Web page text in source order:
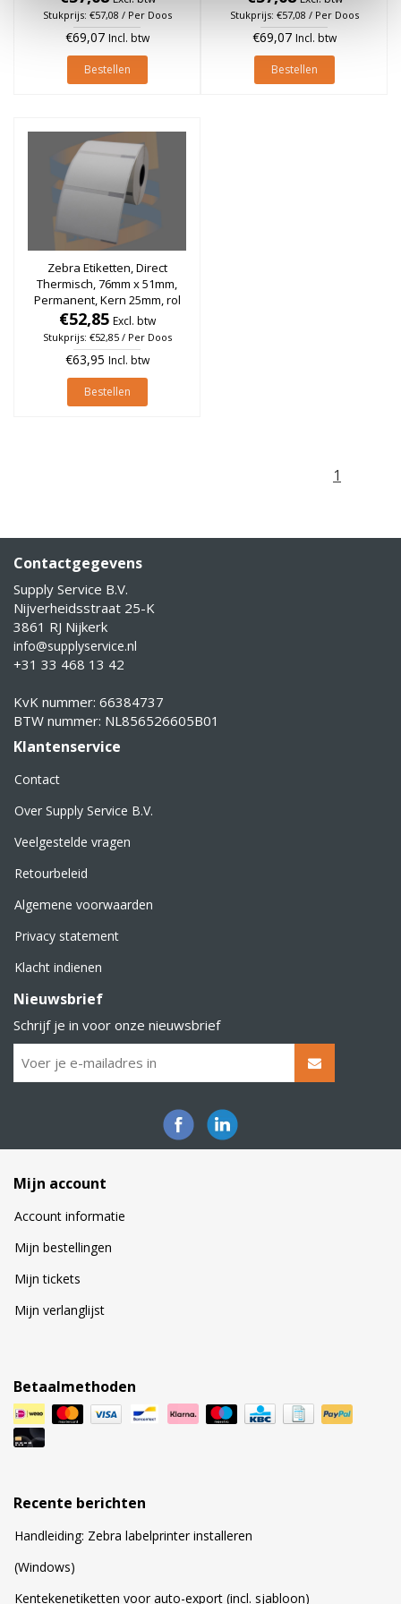
doos)
Stukprijs: €57,08 / Per Doos
€69,07 Incl. btw
Bestellen
doos)
Stukprijs: €57,08 / Per Doos
€69,07 Incl. btw
Bestellen
Zebra Etiketten, Direct
Thermisch, 76mm x 51mm,
Permanent, Kern 25mm, rol
à 620 stuks (Per doos)
€52,85 Excl. btw
Stukprijs: €52,85 / Per Doos
€63,95 Incl. btw
Bestellen
1
Contactgegevens
Supply Service B.V.
Nijverheidsstraat 25-K
3861 RJ Nijkerk
info@supplyservice.nl
+31 33 468 13 42
KvK nummer: 66384737
BTW nummer: NL856526605B01
Klantenservice
Contact
Over Supply Service B.V.
Veelgestelde vragen
Retourbeleid
Algemene voorwaarden
Privacy statement
Klacht indienen
Nieuwsbrief
Schrijf je in voor onze nieuwsbrief
Mijn account
Account informatie
Mijn bestellingen
Mijn tickets
Mijn verlanglijst
Betaalmethoden
Recente berichten
Handleiding: Zebra labelprinter installeren
(Windows)
Kentekenetiketten voor auto-export (incl. sjabloon)